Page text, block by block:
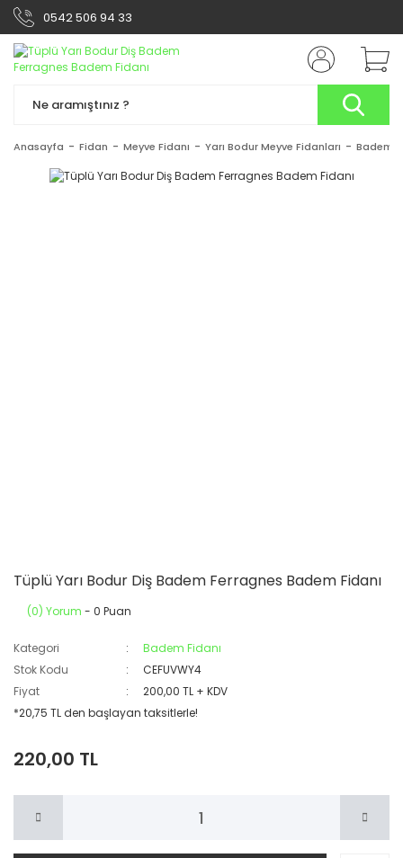
0542 506 94 33
Anasayfa Fidan Meyve Fidanı Yarı Bodur Meyve Fidanları Badem
Tüplü Yarı Bodur Diş Badem Ferragnes Badem Fidanı
(0) Yorum - 0 Puan
Kategori
Badem Fidanı
Stok Kodu
CEFUVWY4
Fiyat
200,00 TL + KDV
*20,75 TL den başlayan taksitlerle!
220,00 TL